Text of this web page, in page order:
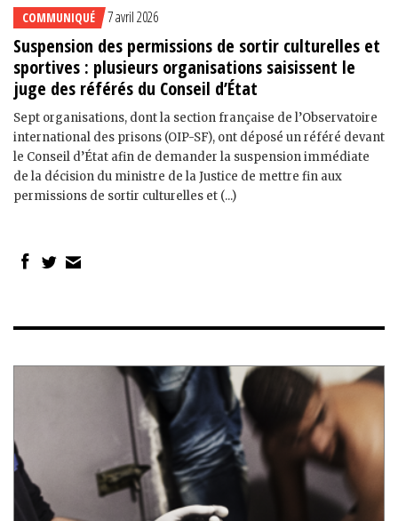
COMMUNIQUÉ 7 avril 2026
Suspension des permissions de sortir culturelles et
sportives : plusieurs organisations saisissent le
juge des référés du Conseil d’État
Sept organisations, dont la section française de l’Observatoire
international des prisons (OIP-SF), ont déposé un référé devant
le Conseil d’État afin de demander la suspension immédiate
de la décision du ministre de la Justice de mettre fin aux
permissions de sortir culturelles et (...)